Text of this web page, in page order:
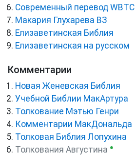
Cовременный перевод WBTC
Макария Глухарева ВЗ
Елизаветинская Библия
Елизаветинская на русском
Комментарии
Новая Женевская Библия
Учебной Библии МакАртура
Толкование Мэтью Генри
Комментарии МакДональда
Толковая Библия Лопухина
Толкования Августина ●